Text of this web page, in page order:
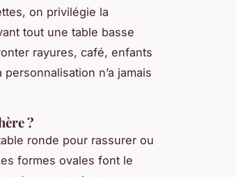
on privilégie la
tout une table basse
rayures, café, enfants
n’a jamais
?
ronde pour rassurer ou
formes ovales font le